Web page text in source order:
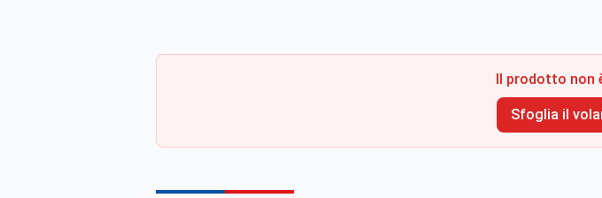
Il prodotto non
Sfoglia il